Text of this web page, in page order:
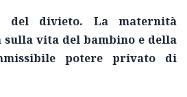
del divieto. La maternità
vita del bambino e della
potere privato di